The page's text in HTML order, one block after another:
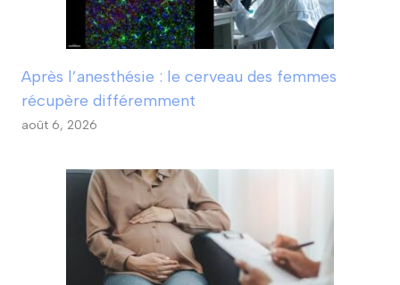
Après l’anesthésie : le cerveau des femmes
récupère différemment
août 6, 2026